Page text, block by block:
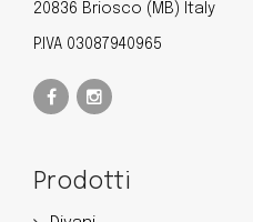
20836 Briosco (MB) Italy
P.IVA 03087940965
Prodotti